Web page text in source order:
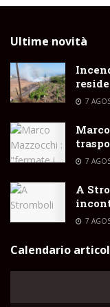
Ultime novità
7
7
A
7
Calendario